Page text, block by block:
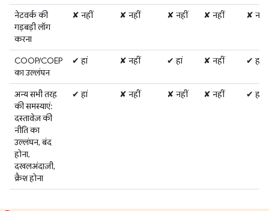
नेटवर्क की
गड़बड़ी लॉग
करना
✘ नहीं ✘ नहीं ✘ नहीं ✘ नहीं ✘ नहीं
COOP/COEP
का उल्लंघन
✔ हां ✘ नहीं ✔ हां ✘ नहीं ✔ हां
अन्य सभी तरह
की समस्याएं:
दस्तावेज़ की
नीति का
उल्लंघन, बंद
होना,
दखलअंदाज़ी,
क्रैश होना
✔ हां ✘ नहीं ✘ नहीं ✘ नहीं ✔ हां